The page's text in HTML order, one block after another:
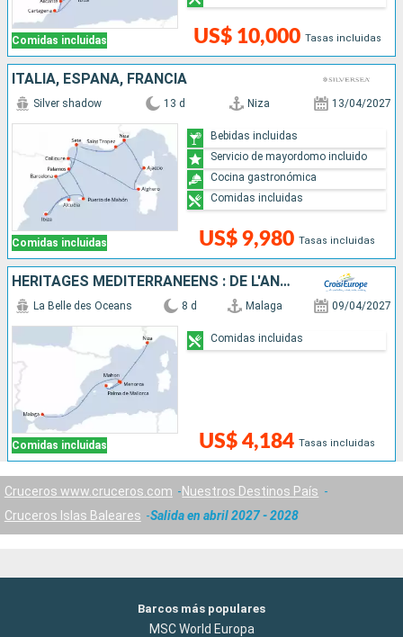
Comidas incluidas US$ 10,000 Tasas incluidas
ITALIA, ESPAÑA, FRANCIA
Comidas incluidas
Silver shadow 13 d Niza 13/04/2027
US$ 9,980 Tasas incluidas
Bebidas incluidas
Servicio de mayordomo incluido
Cocina gastronómica
Comidas incluidas
HÉRITAGES MÉDITERRANÉENS : DE L'ANDALOUSIE AUX BALÉARES - ENTRE JOYAUX MAURESQUES ET ÎLES ENCHANTERESSES
Comidas incluidas
La Belle des Oceans 8 d Malaga 09/04/2027
US$ 4,184 Tasas incluidas
Comidas incluidas
Cruceros www.cruceros.com
Nuestros Destinos País
Cruceros Islas Baleares
Salida en abril 2027 - 2028
Barcos más populares
MSC World Europa